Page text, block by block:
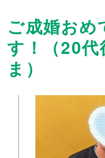
ご成婚おめ
す！（20代
ま）